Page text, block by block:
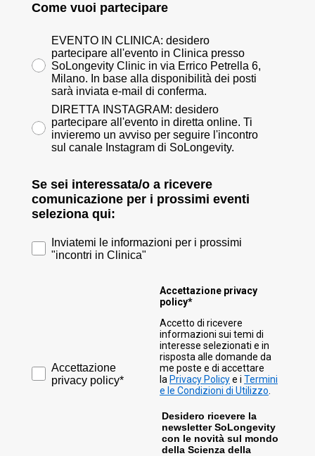
Come vuoi partecipare
Indica le tue preferenze
EVENTO IN CLINICA: desidero
partecipare all'evento in Clinica presso
SoLongevity Clinic in via Errico Petrella 6,
Milano. In base alla disponibilità dei posti
sarà inviata e-mail di conferma.
DIRETTA INSTAGRAM: desidero
partecipare all'evento in diretta online. Ti
invieremo un avviso per seguire l'incontro
sul canale Instagram di SoLongevity.
Se sei interessata/o a ricevere
comunicazione per i prossimi eventi
seleziona qui:
Accettazione informazioni prossimi incontri in clinica
Inviatemi le informazioni per i prossimi
"incontri in Clinica"
Accettazione privacy policy*
Accettazione
privacy policy*
Accettazione privacy
policy*
Accetto di ricevere
informazioni sui temi di
interesse selezionati e in
risposta alle domande da
me poste e di accettare
la Privacy Policye i Termini
e le Condizioni di Utilizzo.
Desidero ricevere la
newsletter SoLongevity
con le novità sul mondo
della Scienza della